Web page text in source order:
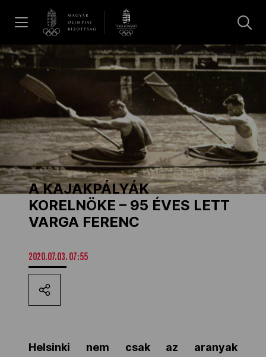
Hírek
Galéria
Dakar 2026
Los Angeles 2028
Kettőskarrier-program
A KAJAKPÁLYÁK
KORELNÖKE – 95 ÉVES LETT
VARGA FERENC
2020.07.03. 07:55
Helsinki nem csak az aranyak